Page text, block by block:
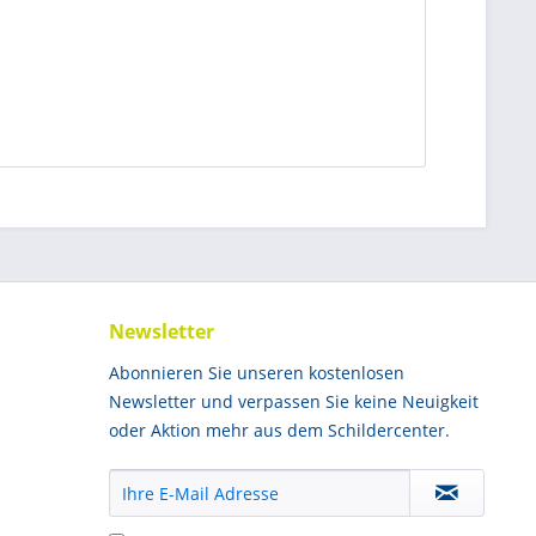
Newsletter
Abonnieren Sie unseren kostenlosen
Newsletter und verpassen Sie keine Neuigkeit
oder Aktion mehr aus dem Schildercenter.